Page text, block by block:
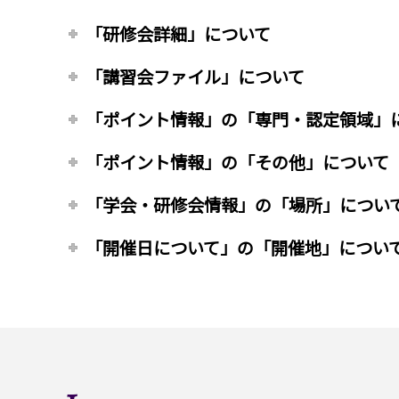
「研修会詳細」について
「講習会ファイル」について
「ポイント情報」の「専門・認定領域」
「ポイント情報」の「その他」について
「学会・研修会情報」の「場所」につい
「開催日について」の「開催地」につい